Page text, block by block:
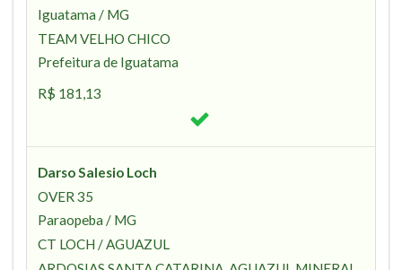
Iguatama / MG
TEAM VELHO CHICO
Prefeitura de Iguatama
R$ 181,13
Darso Salesio Loch
OVER 35
Paraopeba / MG
CT LOCH / AGUAZUL